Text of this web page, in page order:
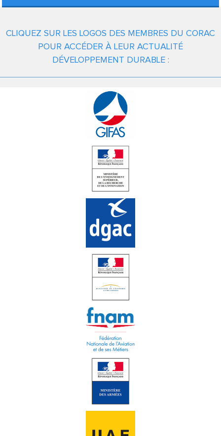
CLIQUEZ SUR LES LOGOS DES MEMBRES DU CORAC
POUR ACCÉDER À LEUR ACTUALITÉ
DÉVELOPPEMENT DURABLE :